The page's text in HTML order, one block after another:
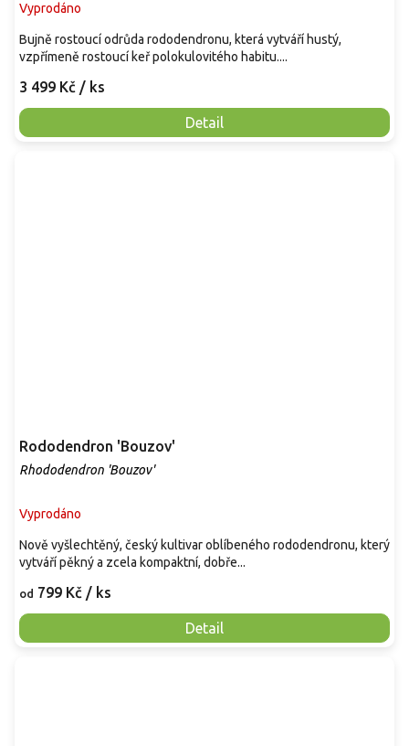
Vyprodáno
3 499 Kč / ks
Detail
Bujně rostoucí odrůda rododendronu, která vytváří hustý,
vzpřímeně rostoucí keř polokulovitého habitu....
Rododendron 'Bouzov'
Rhododendron 'Bouzov'
Vyprodáno
od 799 Kč / ks
Detail
Nově vyšlechtěný, český kultivar oblíbeného rododendronu, který
vytváří pěkný a zcela kompaktní, dobře...